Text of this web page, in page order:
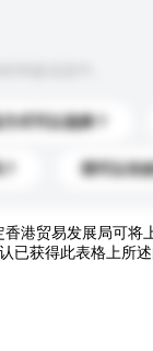
式可以选择？
我可以先
香港贸易发展局可将
已获得此表格上所